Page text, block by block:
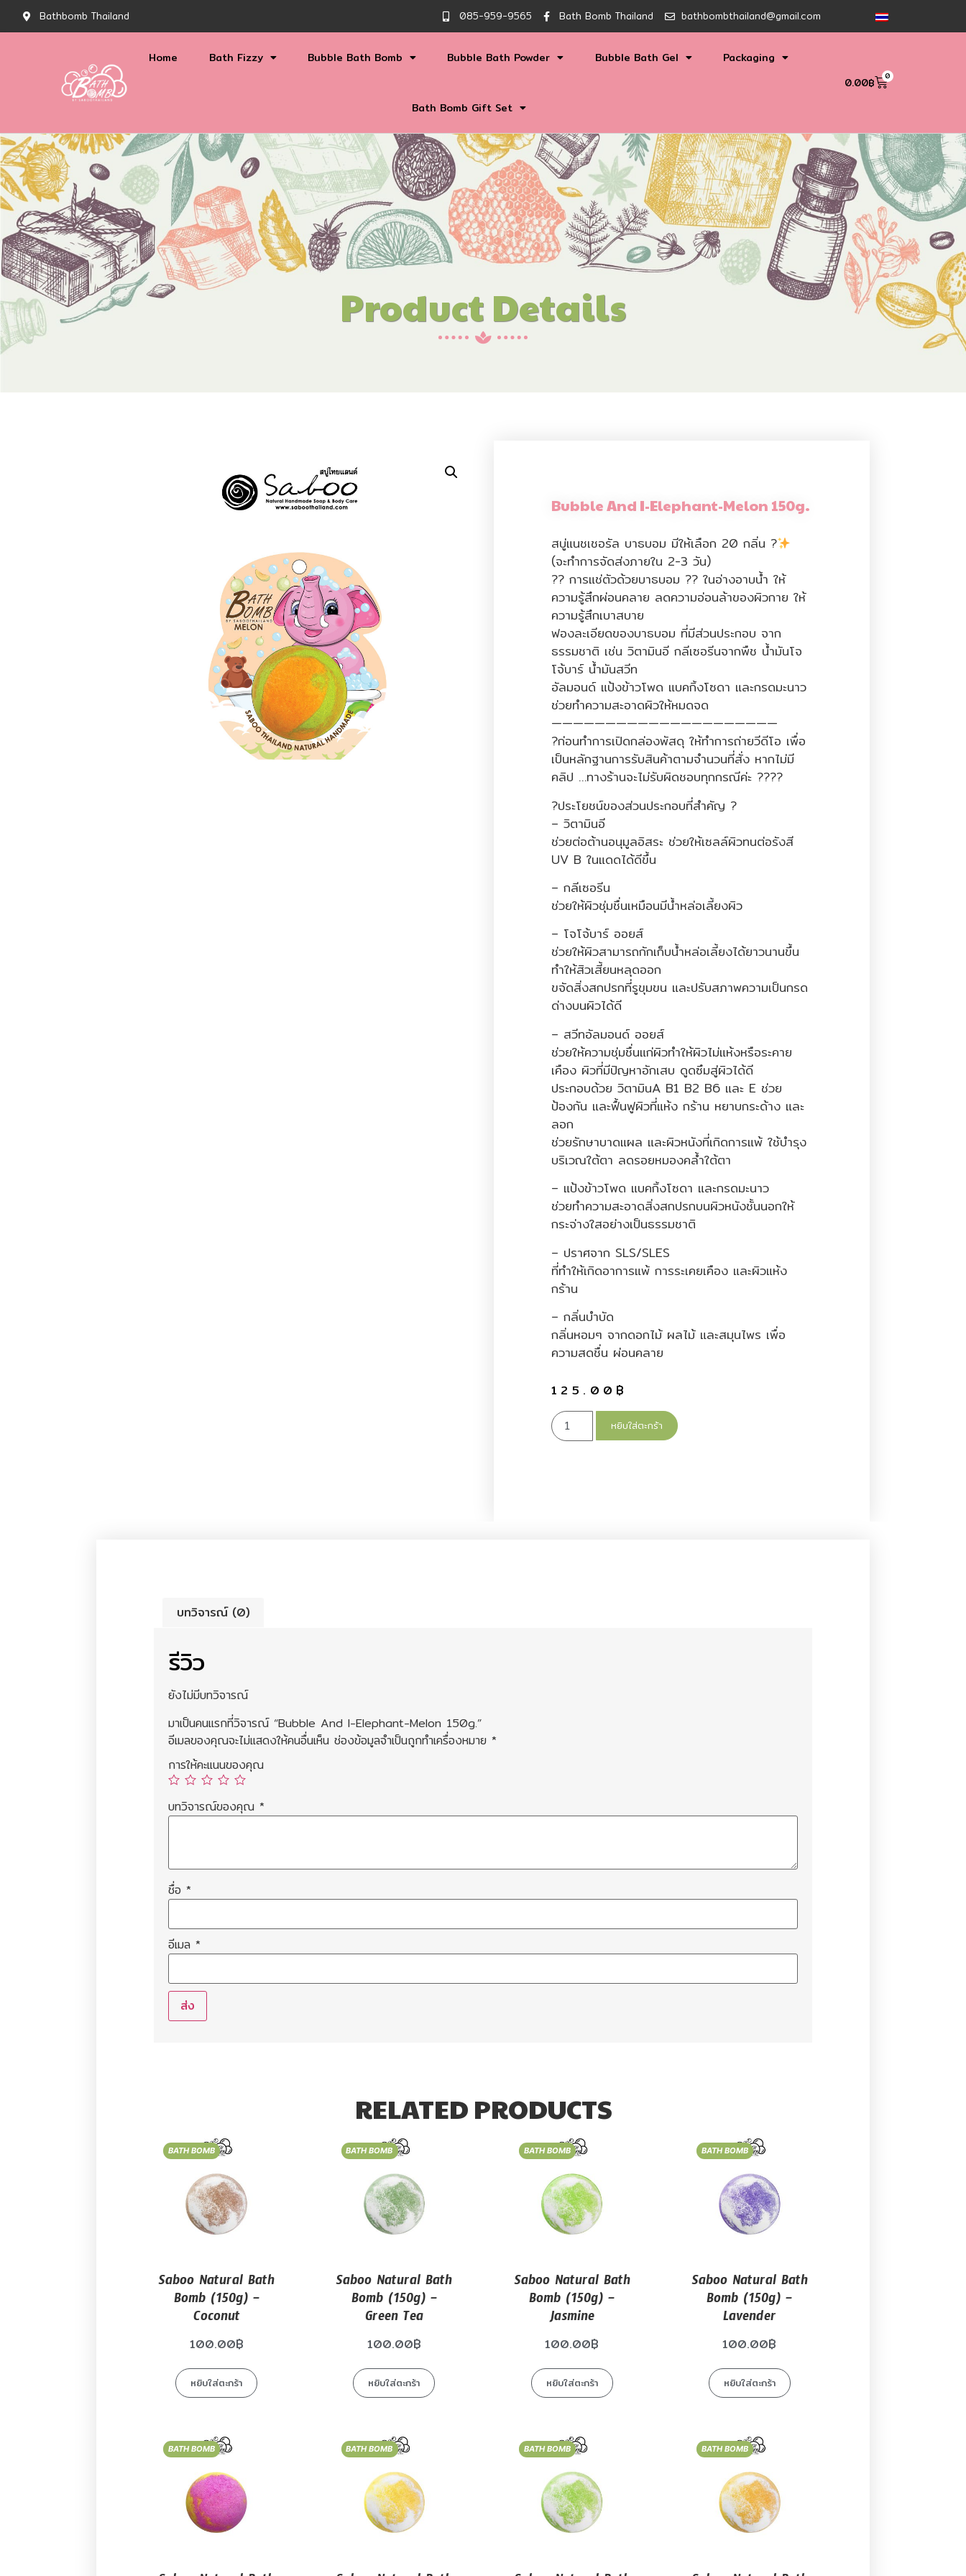
Bathbomb Thailand 085-959-9565 Bath Bomb Thailand bathbombthailand@gmail.com
Home Bath Fizzy Bubble Bath Bomb Bubble Bath Powder Bubble Bath Gel Packaging
Bath Bomb Gift Set
0.00฿ 0
Product Details
Bubble And I-Elephant-Melon 150g.
สบู่แนชเชอรัล บาธบอม มีให้เลือก 20 กลิ่น ?
(จะทำการจัดส่งภายใน 2-3 วัน)
?? การแช่ตัวด้วยบาธบอม ?? ในอ่างอาบน้ำ ให้
ความรู้สึกผ่อนคลาย ลดความอ่อนล้าของผิวกาย ให้
ความรู้สึกเบาสบาย
ฟองละเอียดของบาธบอม ที่มีส่วนประกอบ จาก
ธรรมชาติ เช่น วิตามินอี กลีเซอรีนจากพืช น้ำมันโจ
โจ้บาร์ น้ำมันสวีท
อัลมอนด์ แป้งข้าวโพด แบคกิ้งโซดา และกรดมะนาว
ช่วยทำความสะอาดผิวให้หมดจด
—————————————————————
?ก่อนทำการเปิดกล่องพัสดุ ให้ทำการถ่ายวีดีโอ เพื่อ
เป็นหลักฐานการรับสินค้าตามจำนวนที่สั่ง หากไม่มี
คลิป …ทางร้านจะไม่รับผิดชอบทุกกรณีค่ะ ????
?ประโยชน์ของส่วนประกอบที่สำคัญ ?
– วิตามินอี
ช่วยต่อต้านอนุมูลอิสระ ช่วยให้เซลล์ผิวทนต่อรังสี
UV B ในแดดได้ดีขึ้น
– กลีเซอรีน
ช่วยให้ผิวชุ่มชื่นเหมือนมีน้ำหล่อเลี้ยงผิว
– โจโจ้บาร์ ออยส์
ช่วยให้ผิวสามารถกักเก็บน้ำหล่อเลี้ยงได้ยาวนานขึ้น
ทำให้สิวเสี้ยนหลุดออก
ขจัดสิ่งสกปรกที่รูขุมขน และปรับสภาพความเป็นกรด
ด่างบนผิวได้ดี
– สวีทอัลมอนด์ ออยส์
ช่วยให้ความชุ่มชื่นแก่ผิวทำให้ผิวไม่แห้งหรือระคาย
เคือง ผิวที่มีปัญหาอักเสบ ดูดซึมสู่ผิวได้ดี
ประกอบด้วย วิตามินA B1 B2 B6 และ E ช่วย
ป้องกัน และฟื้นฟูผิวที่แห้ง กร้าน หยาบกระด้าง และ
ลอก
ช่วยรักษาบาดแผล และผิวหนังที่เกิดการแพ้ ใช้บำรุง
บริเวณใต้ตา ลดรอยหมองคล้ำใต้ตา
– แป้งข้าวโพด แบคกิ้งโซดา และกรดมะนาว
ช่วยทำความสะอาดสิ่งสกปรกบนผิวหนังชั้นนอกให้
กระจ่างใสอย่างเป็นธรรมชาติ
– ปราศจาก SLS/SLES
ที่ทำให้เกิดอาการแพ้ การระเคยเคือง และผิวแห้ง
กร้าน
– กลิ่นบำบัด
กลิ่นหอมๆ จากดอกไม้ ผลไม้ และสมุนไพร เพื่อ
ความสดชื่น ผ่อนคลาย
125.00 ฿
หยิบใส่ตะกร้า
บทวิจารณ์ (0)
รีวิว
ยังไม่มีบทวิจารณ์
มาเป็นคนแรกที่วิจารณ์ “Bubble And I-Elephant-Melon 150g.”
อีเมลของคุณจะไม่แสดงให้คนอื่นเห็น ช่องข้อมูลจำเป็นถูกทำเครื่องหมาย*
การให้คะแนนของคุณ
บทวิจารณ์ของคุณ*
ชื่อ*
อีเมล*
RELATED PRODUCTS
BATH BOMB
Saboo Natural Bath
Bomb (150g) –
Coconut
100.00฿
หยิบใส่ตะกร้า
BATH BOMB
Saboo Natural Bath
Bomb (150g) –
Green Tea
100.00฿
หยิบใส่ตะกร้า
BATH BOMB
Saboo Natural Bath
Bomb (150g) –
Jasmine
100.00฿
หยิบใส่ตะกร้า
BATH BOMB
Saboo Natural Bath
Bomb (150g) –
Lavender
100.00฿
หยิบใส่ตะกร้า
BATH BOMB BATH BOMB BATH BOMB BATH BOMB